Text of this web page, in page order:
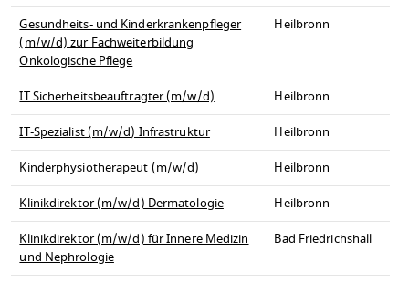
Gesundheits- und Kinderkrankenpfleger
(m/w/d) zur Fachweiterbildung
Onkologische Pflege
Heilbronn
IT Sicherheitsbeauftragter (m/w/d)
Heilbronn
IT-Spezialist (m/w/d) Infrastruktur
Heilbronn
Kinderphysiotherapeut (m/w/d)
Heilbronn
Klinikdirektor (m/w/d) Dermatologie
Heilbronn
Klinikdirektor (m/w/d) für Innere Medizin
und Nephrologie
Bad Friedrichshall